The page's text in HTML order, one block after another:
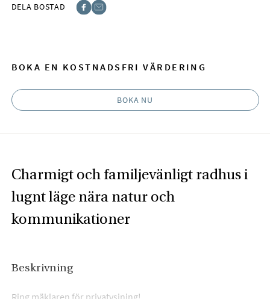
DELA BOSTAD
BOKA EN KOSTNADSFRI VÄRDERING
BOKA NU
Charmigt och familjevänligt radhus i
lugnt läge nära natur och
kommunikationer
Beskrivning